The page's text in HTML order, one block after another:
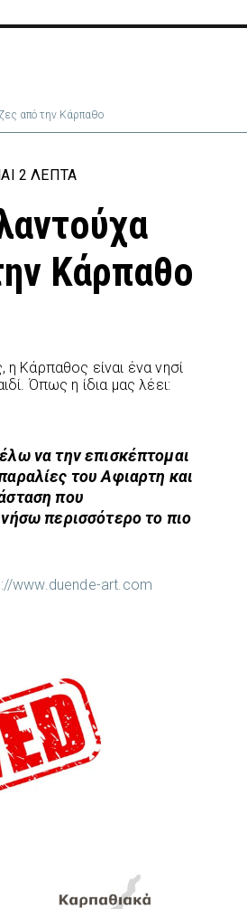
από την Κάρπαθο
2 ΛΕΠΤΆ
Κάρπαθο
η Κάρπαθος είναι ένα νησί
Όπως η ίδια μας λέει:
να την επισκέπτομαι
του Αφιαρτη και
που
περισσότερο το πιο
www.duende-art.com